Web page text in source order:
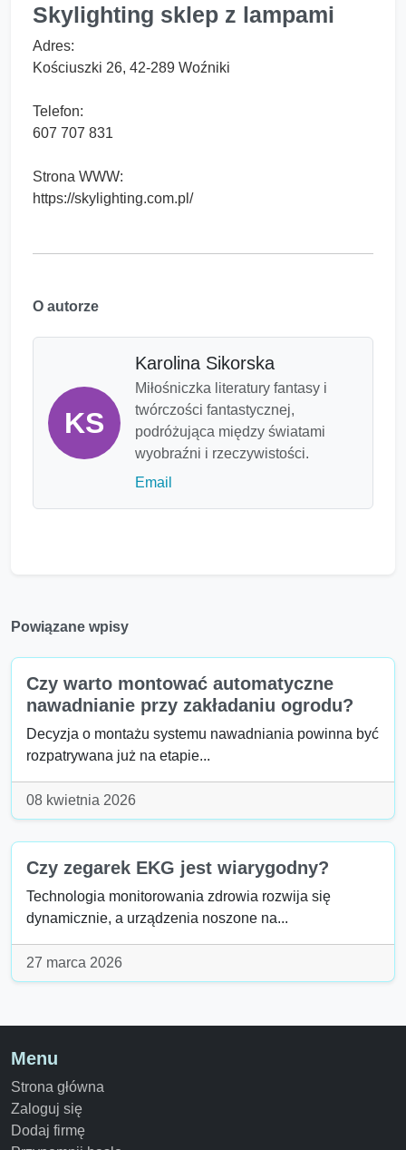
Skylighting sklep z lampami
Adres:
Kościuszki 26, 42-289 Woźniki
Telefon:
607 707 831
Strona WWW:
https://skylighting.com.pl/
O autorze
KS
Karolina Sikorska
Miłośniczka literatury fantasy i
twórczości fantastycznej,
podróżująca między światami
wyobraźni i rzeczywistości.
Email
Powiązane wpisy
Czy warto montować automatyczne
nawadnianie przy zakładaniu ogrodu?
Decyzja o montażu systemu nawadniania powinna być
rozpatrywana już na etapie...
08 kwietnia 2026
Czy zegarek EKG jest wiarygodny?
Technologia monitorowania zdrowia rozwija się
dynamicznie, a urządzenia noszone na...
27 marca 2026
Menu
Strona główna
Zaloguj się
Dodaj firmę